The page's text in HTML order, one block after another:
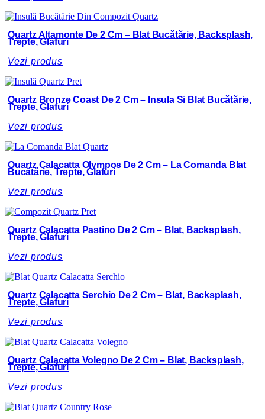
Quartz Altamonte De 2 Cm – Blat Bucătărie, Backsplash,
Trepte, Glafuri
Vezi produs
Quartz Bronze Coast De 2 Cm – Insula Si Blat Bucătărie,
Trepte, Glafuri
Vezi produs
Quartz Calacatta Olympos De 2 Cm – La Comanda Blat
Bucătărie, Trepte, Glafuri
Vezi produs
Quartz Calacatta Pastino De 2 Cm – Blat, Backsplash,
Trepte, Glafuri
Vezi produs
Quartz Calacatta Serchio De 2 Cm – Blat, Backsplash,
Trepte, Glafuri
Vezi produs
Quartz Calacatta Volegno De 2 Cm – Blat, Backsplash,
Trepte, Glafuri
Vezi produs